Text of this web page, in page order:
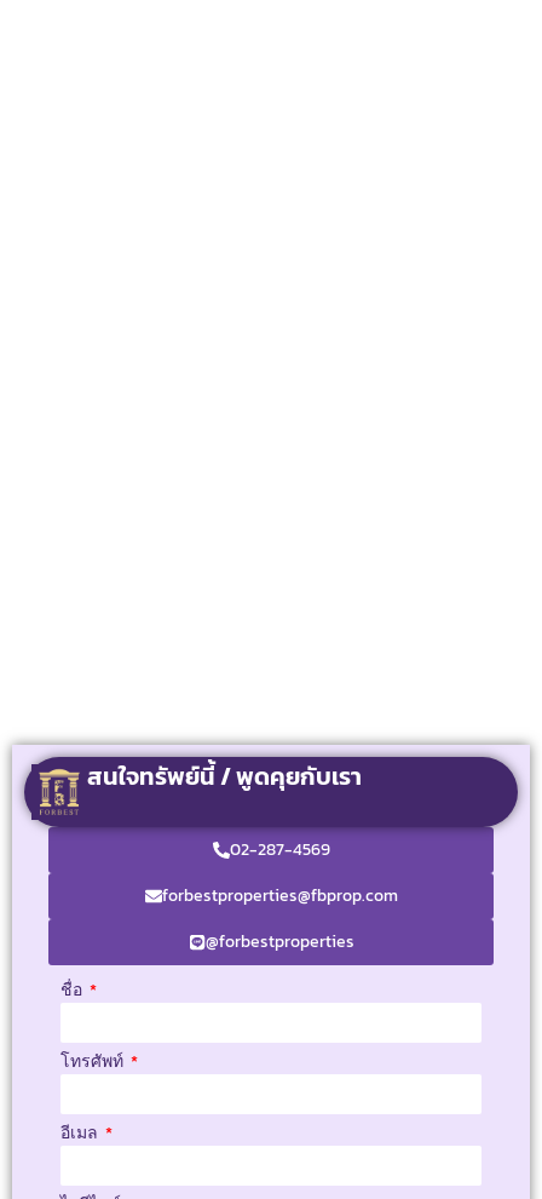
สนใจทรัพย์นี้ / พูดคุยกับเรา
02-287-4569
forbestproperties@fbprop.com
@forbestproperties
ชื่อ
โทรศัพท์
อีเมล